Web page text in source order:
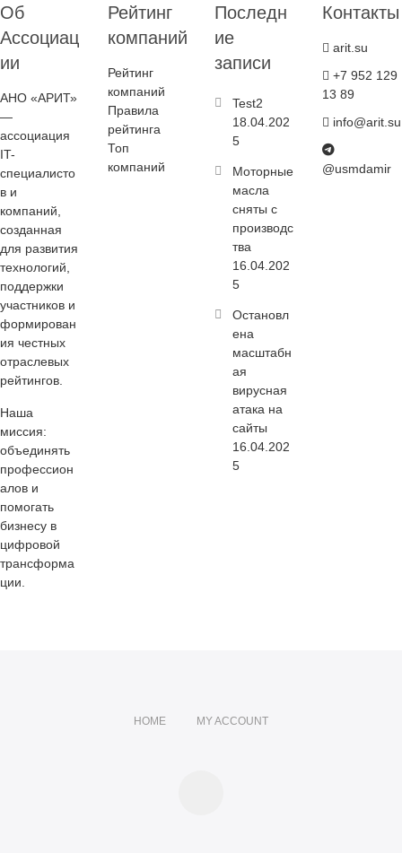
Об
Ассоциац
ии
АНО «АРИТ»
—
ассоциация
IT-
специалисто
в и
компаний,
созданная
для развития
технологий,
поддержки
участников и
формирован
ия честных
отраслевых
рейтингов.
Наша
миссия:
объединять
профессион
алов и
помогать
бизнесу в
цифровой
трансформа
ции.
Рейтинг
компаний
Рейтинг
компаний
Правила
рейтинга
Топ
компаний
Последн
ие
записи
Test2
18.04.202
5
Моторные
масла
сняты с
производс
тва
16.04.202
5
Остановл
ена
масштабн
ая
вирусная
атака на
сайты
16.04.202
5
Контакты
arit.su
+7 952 129
13 89
info@arit.su
@usmdamir
HOME MY ACCOUNT